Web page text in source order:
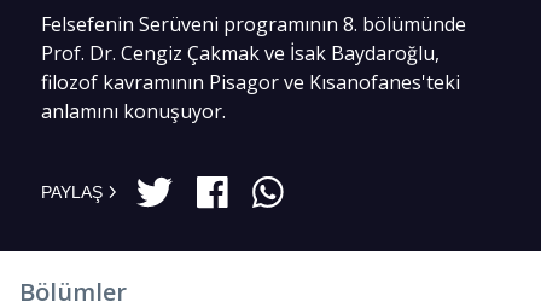
Felsefenin Serüveni programının 8. bölümünde
Prof. Dr. Cengiz Çakmak ve İsak Baydaroğlu,
filozof kavramının Pisagor ve Kısanofanes'teki
anlamını konuşuyor.
PAYLAŞ
Bölümler